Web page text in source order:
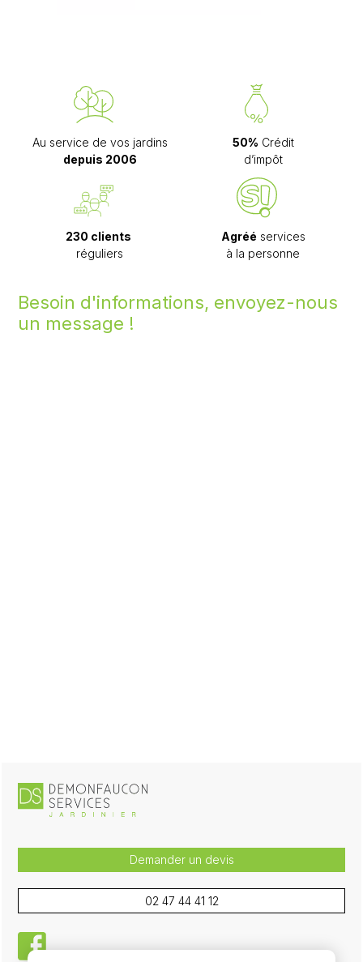
Au service de vos jardins
depuis 2006
50% Crédit
d’impôt
230 clients
réguliers
Agréé services
à la personne
Demander un devis
02 47 44 41 12
facebook
Besoin d'informations, envoyez-nous
un message !